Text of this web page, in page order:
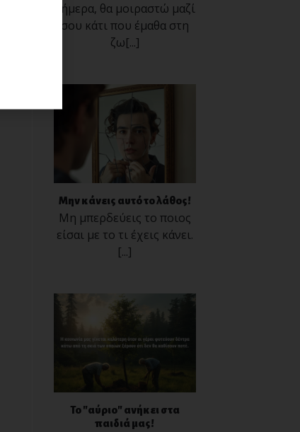
Σήμερα, θα μοιραστώ μαζί
σου κάτι που έμαθα στη
ζω[...]
Μην κάνεις αυτό το λάθος!
Μη μπερδεύεις το ποιος
είσαι με το τι έχεις κάνει.
[...]
Το "αύριο" ανήκει στα
παιδιά μας!